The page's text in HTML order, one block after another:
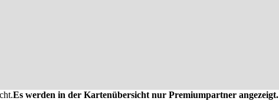
Es werden in der Kartenübersicht nur Premiumpartner angezeigt.